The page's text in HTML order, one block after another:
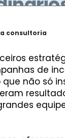
consultoria
de
não só